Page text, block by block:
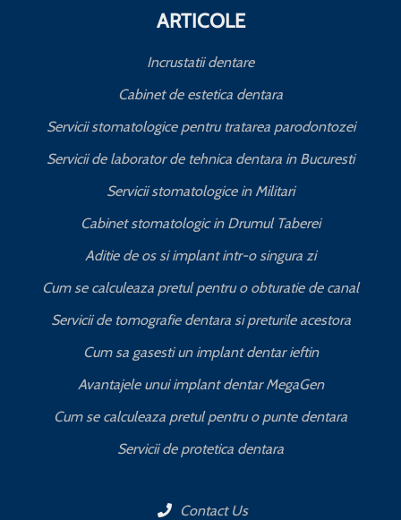
ARTICOLE
Incrustatii dentare
Cabinet de estetica dentara
Servicii stomatologice pentru tratarea parodontozei
Servicii de laborator de tehnica dentara in Bucuresti
Servicii stomatologice in Militari
Cabinet stomatologic in Drumul Taberei
Aditie de os si implant intr-o singura zi
Cum se calculeaza pretul pentru o obturatie de canal
Servicii de tomografie dentara si preturile acestora
Cum sa gasesti un implant dentar ieftin
Avantajele unui implant dentar MegaGen
Cum se calculeaza pretul pentru o punte dentara
Servicii de protetica dentara
Contact Us